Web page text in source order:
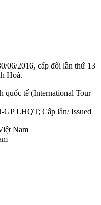
06/2016, cấp đổi lần thứ 13
Hoà.
quốc tế (International Tour
LHQT; Cấp lần/ Issued
Nam